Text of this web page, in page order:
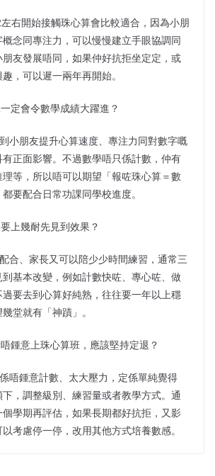
右開始接觸珠心算會比較適合，因為小朋
念同專注力，可以慢慢建立手眼協調同
友發展唔同，如果仲好抗拒坐定定，或
，可以遲一兩年再開始。
定會令數學成績大躍進？
小朋友提升心算速度、專注力同對數字嘅
正面影響。不過數學唔只係計數，仲有
等，所以唔可以期望「報咗珠心算＝數
要配合日常功課同學校進度。
上幾耐先見到效果？
合、家長又可以陪少少時間練習，通常三
基本改變，例如計數快咗、專心咗、做
要去到心算好純熟，往往要一年以上穩
堂就有「神蹟」。
鍾意上珠心算班，應該堅持定退？
唔鍾意計數、太大壓力，定係單純覺得
，調整級別、練習量或者教學方式。通
學期再評估，如果長期都好抗拒，又影
考慮停一停，改用其他方式培養數感。